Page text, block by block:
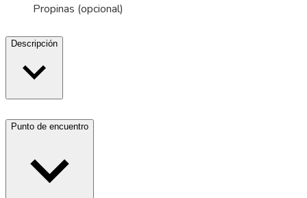
Propinas (opcional)
Descripción
Punto de encuentro